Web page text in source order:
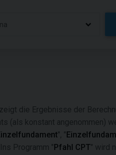
die Ergebnisse der
(als konstant angenommen)
", "
Programm "Pfahl CPT" wird